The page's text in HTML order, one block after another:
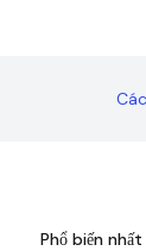
Phổ biến nhất